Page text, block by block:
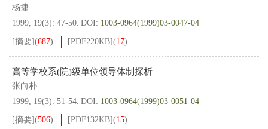
杨捷
1999, 19(3): 47-50. DOI: 1003-0964(1999)03-0047-04
[摘要](687) [PDF220KB](17)
高等学校系(院)级单位领导体制探析
张向朴
1999, 19(3): 51-54. DOI: 1003-0964(1999)03-0051-04
[摘要](506) [PDF132KB](15)